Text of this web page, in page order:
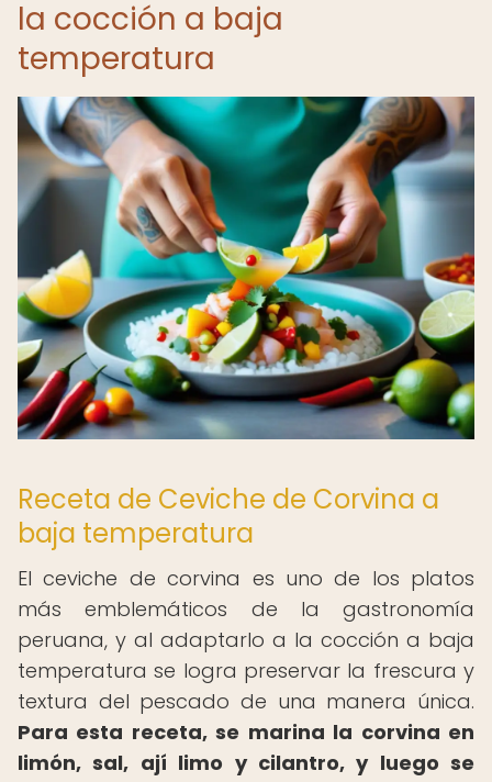
la cocción a baja
temperatura
Receta de Ceviche de Corvina a
baja temperatura
El ceviche de corvina es uno de los platos
más emblemáticos de la gastronomía
peruana, y al adaptarlo a la cocción a baja
temperatura se logra preservar la frescura y
textura del pescado de una manera única.
Para esta receta, se marina la corvina en
limón, sal, ají limo y cilantro, y luego se